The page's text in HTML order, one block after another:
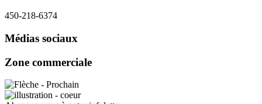
450-218-6374
Médias sociaux
Zone commerciale